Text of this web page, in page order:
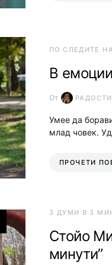
ПО СЛЕДИТЕ
В
От
Умее да
млад човек.
ПРОЧЕТИ
3 ДУМИ В 3
Стойо
минути”